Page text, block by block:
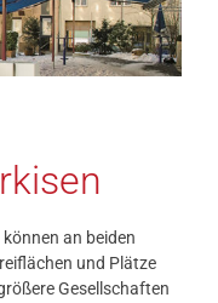
an beiden
und Plätze
Gesellschaften